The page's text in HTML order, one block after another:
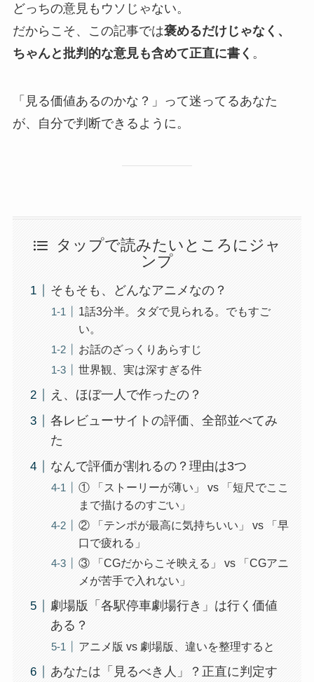
どっちの意見もウソじゃない。
だからこそ、この記事では褒めるだけじゃなく、
ちゃんと批判的な意見も含めて正直に書く 。
「見る価値あるのかな？」って迷ってるあなた
が、自分で判断できるように。
タップで読みたいところにジャ
ンプ
そもそも、どんなアニメなの？
1話3分半。タダで見られる。でもすご
い。
お話のざっくりあらすじ
世界観、実は深すぎる件
え、ほぼ一人で作ったの？
各レビューサイトの評価、全部並べてみ
た
なんで評価が割れるの？理由は3つ
① 「ストーリーが薄い」 vs 「短尺でここ
まで描けるのすごい」
② 「テンポが最高に気持ちいい」 vs 「早
口で疲れる」
③ 「CGだからこそ映える」 vs 「CGアニ
メが苦手で入れない」
劇場版「各駅停車劇場行き」は行く価値
ある？
アニメ版 vs 劇場版、違いを整理すると
あなたは「見るべき人」？正直に判定す